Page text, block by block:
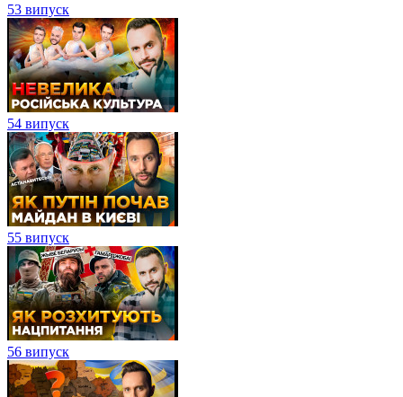
53 випуск
54 випуск
55 випуск
56 випуск